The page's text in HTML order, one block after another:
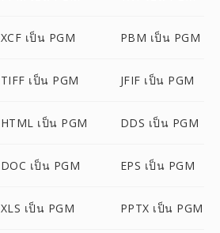
XCF เป็น PGM PBM เป็น PGM
TIFF เป็น PGM JFIF เป็น PGM
HTML เป็น PGM DDS เป็น PGM
DOC เป็น PGM EPS เป็น PGM
XLS เป็น PGM PPTX เป็น PGM